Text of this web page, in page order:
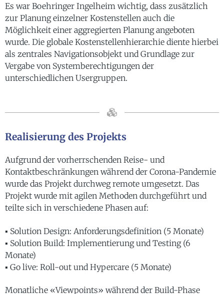
Es war Boehringer Ingelheim wichtig, dass zusätzlich
zur Planung einzelner Kostenstellen auch die
Möglichkeit einer aggregierten Planung angeboten
wurde. Die globale Kostenstellenhierarchie diente hierbei
als zentrales Navigationsobjekt und Grundlage zur
Vergabe von Systemberechtigungen der
unterschiedlichen Usergruppen.
Realisierung des Projekts
Aufgrund der vorherrschenden Reise- und
Kontaktbeschränkungen während der Corona-Pandemie
wurde das Projekt durchweg remote umgesetzt. Das
Projekt wurde mit agilen Methoden durchgeführt und
teilte sich in verschiedene Phasen auf:
▪ Solution Design: Anforderungsdefinition (5 Monate)
▪ Solution Build: Implementierung und Testing (6
Monate)
▪ Go live: Roll-out und Hypercare (5 Monate)
Monatliche «Viewpoints» während der Build-Phase